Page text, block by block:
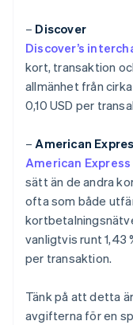
– Discover
Discover’s
kort, transaktion
allmänhet från
0,10 USD per
–American
American
sätt än de andra
ofta som både
vanligtvis runt 1,43
per transaktion.
Tänk på att detta
avgifterna för en